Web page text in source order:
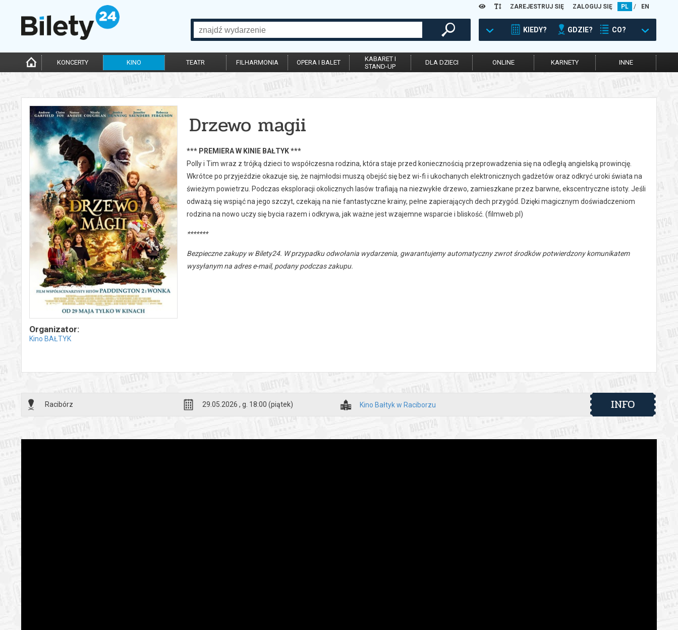
ZAREJESTRUJ SIĘ ZALOGUJ SIĘ PL / EN
KIEDY? GDZIE? CO?
KONCERTY KINO TEATR FILHARMONIA OPERA I BALET
KABARET I
STAND-UP
DLA DZIECI ONLINE KARNETY INNE
Organizator:
Kino BAŁTYK
Drzewo magii
*** PREMIERA W KINIE BAŁTYK ***
Polly i Tim wraz z trójką dzieci to współczesna rodzina, która staje przed koniecznością przeprowadzenia się na odległą angielską prowincję.
Wkrótce po przyjeździe okazuje się, że najmłodsi muszą obejść się bez wi-fi i ukochanych elektronicznych gadżetów oraz odkryć uroki świata na
świeżym powietrzu. Podczas eksploracji okolicznych lasów trafiają na niezwykłe drzewo, zamieszkane przez barwne, ekscentryczne istoty. Jeśli
odważą się wspiąć na jego szczyt, czekają na nie fantastyczne krainy, pełne zapierających dech przygód. Dzięki magicznym doświadczeniom
rodzina na nowo uczy się bycia razem i odkrywa, jak ważne jest wzajemne wsparcie i bliskość. (filmweb.pl)
*******
Bezpieczne zakupy w Bilety24. W przypadku odwołania wydarzenia, gwarantujemy automatyczny zwrot środków potwierdzony komunikatem
wysyłanym na adres e-mail, podany podczas zakupu.
Racibórz 29.05.2026 , g. 18:00 (piątek) Kino Bałtyk w Raciborzu INFO